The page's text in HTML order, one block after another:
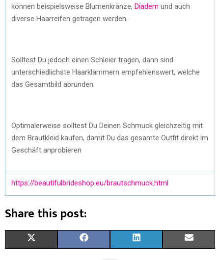
können beispielsweise Blumenkränze, Diadem und auch
diverse Haarreifen getragen werden.
Solltest Du jedoch einen Schleier tragen, dann sind
unterschiedlichste Haarklammern empfehlenswert, welche
das Gesamtbild abrunden.
Optimalerweise solltest Du Deinen Schmuck gleichzeitig mit
dem Brautkleid kaufen, damit Du das gesamte Outfit direkt im
Geschäft anprobieren
https://beautifulbrideshop.eu/brautschmuck.html
Share this post: